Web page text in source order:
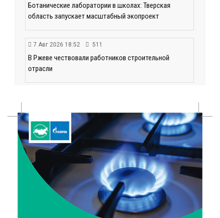
Ботанические лаборатории в школах: Тверская
область запускает масштабный экопроект
7 Авг 2026 18:52 511
В Ржеве чествовали работников строительной
отрасли
Зарядка со стражем порядка объединила детей в
«Чайке»
7 Авг 2026 18:02 345
В Нило-Столобенской пустыни началась
реставрация фасада исторической
Крестовоздвиженской церкви
189